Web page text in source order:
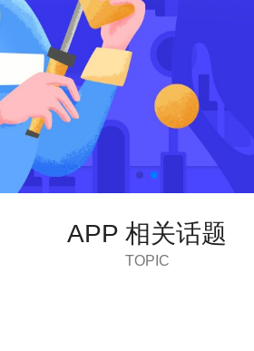
APP 相关话题
TOPIC